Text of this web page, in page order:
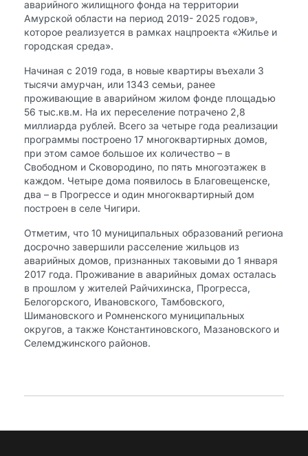
аварийного жилищного фонда на территории
Амурской области на период 2019- 2025 годов»,
которое реализуется в рамках нацпроекта «Жилье и
городская среда».
Начиная с 2019 года, в новые квартиры въехали 3
тысячи амурчан, или 1343 семьи, ранее
проживающие в аварийном жилом фонде площадью
56 тыс.кв.м. На их переселение потрачено 2,8
миллиарда рублей. Всего за четыре года реализации
программы построено 17 многоквартирных домов,
при этом самое большое их количество – в
Свободном и Сковородино,​ по пять многоэтажек в
каждом. Четыре дома появилось в Благовещенске,
два – в Прогрессе и один многоквартирный дом
построен в селе Чигири.
Отметим, что 10 муниципальных образований региона
досрочно завершили расселение жильцов из
аварийных домов, признанных таковыми до 1 января
2017 года. Проживание в аварийных домах осталась
в прошлом у жителей Райчихинска, Прогресса,
Белогорского, Ивановского, Тамбовского,
Шимановского и Ромненского муниципальных
округов, а также Константиновского, Мазановского и
Селемджинского районов.